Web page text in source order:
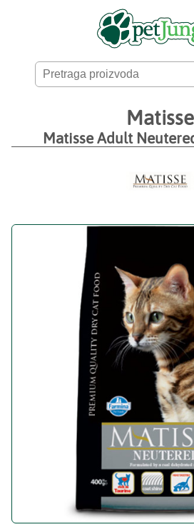
Matisse
Matisse Adult